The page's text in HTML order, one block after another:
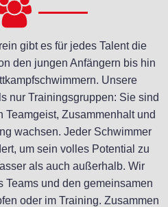
gibt es für jedes Talent die
den jungen Anfängern bis hin
Unsere
nur Trainingsgruppen: Sie sind
Teamgeist, Zusammenhalt und
wachsen. Jeder Schwimmer
um sein volles Potential zu
als auch außerhalb. Wir
Teams und den gemeinsamen
oder im Training. Zusammen